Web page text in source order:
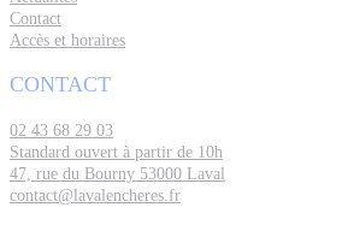
Contact
Accès et horaires
CONTACT
02 43 68 29 03
Standard ouvert à partir de 10h
47, rue du Bourny 53000 Laval
contact@lavalencheres.fr